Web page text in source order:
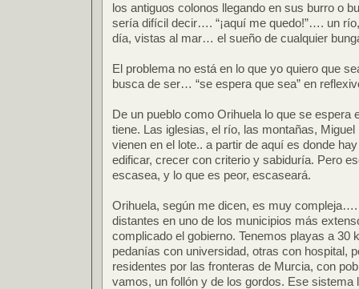
los antiguos colonos llegando en sus burro o
sería difícil decir…. “¡aquí me quedo!”…. un
día, vistas al mar… el sueño de cualquier
El problema no está en lo que yo quiero que
busca de ser… “se espera que sea” en
De un pueblo como Orihuela lo que se espera
tiene. Las iglesias, el río, las montañas,
vienen en el lote.. a partir de aquí es donde
edificar, crecer con criterio y sabiduría. Pero
escasea, y lo que es peor, escaseará.
Orihuela, según me dicen, es muy
distantes en uno de los municipios más
complicado el gobierno. Tenemos playas a 30
pedanías con universidad, otras con hospital,
residentes por las fronteras de Murcia, con
vamos, un follón y de los gordos. Ese sistema